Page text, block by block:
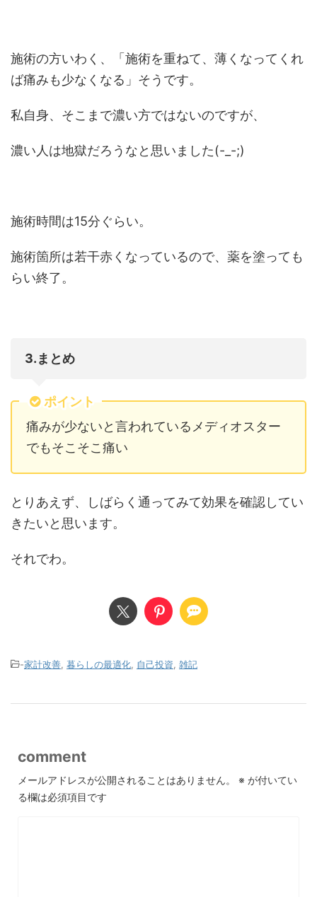
施術の方いわく、「施術を重ねて、薄くなってくれ
ば痛みも少なくなる」そうです。
私自身、そこまで濃い方ではないのですが、
濃い人は地獄だろうなと思いました(-_-;)
施術時間は15分ぐらい。
施術箇所は若干赤くなっているので、薬を塗っても
らい終了。
3.まとめ
ポイント
痛みが少ないと言われているメディオスター
でもそこそこ痛い
とりあえず、しばらく通ってみて効果を確認してい
きたいと思います。
それでわ。
-家計改善 暮らしの最適化 自己投資 雑記
comment
メールアドレスが公開されることはありません。 ※ が付いてい
る欄は必須項目です